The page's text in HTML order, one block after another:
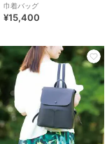
巾着バッグ
¥15,400